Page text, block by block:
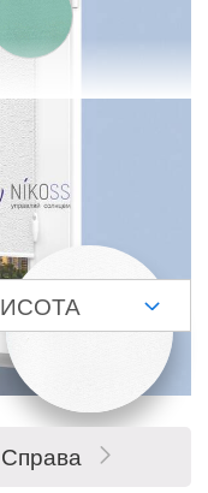
и настроек вашего
от оригинала
Справа